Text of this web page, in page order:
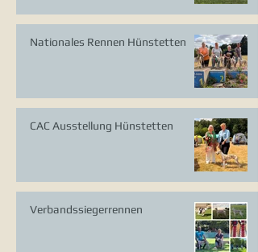
Nationales Rennen Hünstetten
CAC Ausstellung Hünstetten
Verbandssiegerrennen